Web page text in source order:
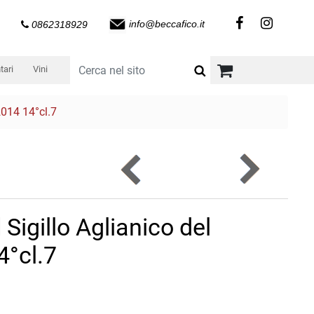
0862318929 info@beccafico.it
Vini
14°cl.7
Aglianico del